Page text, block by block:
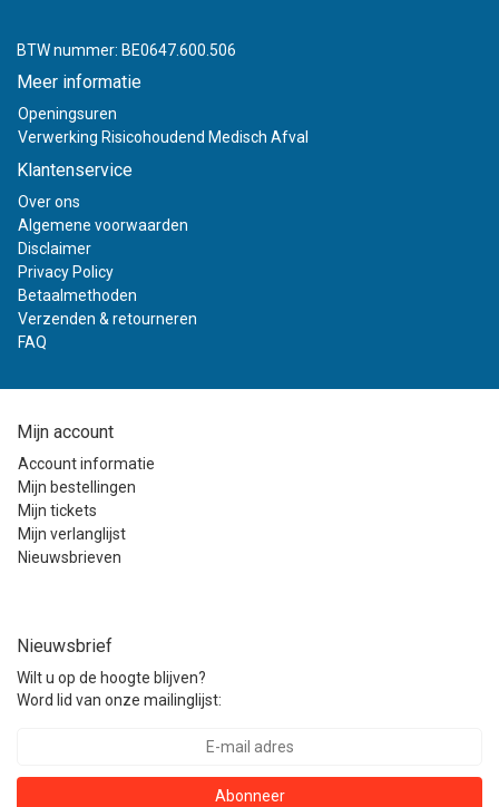
BTW nummer: BE0647.600.506
Meer informatie
Openingsuren
Verwerking Risicohoudend Medisch Afval
Klantenservice
Over ons
Algemene voorwaarden
Disclaimer
Privacy Policy
Betaalmethoden
Verzenden & retourneren
FAQ
Mijn account
Account informatie
Mijn bestellingen
Mijn tickets
Mijn verlanglijst
Nieuwsbrieven
Nieuwsbrief
Wilt u op de hoogte blijven?
Word lid van onze mailinglijst:
Abonneer